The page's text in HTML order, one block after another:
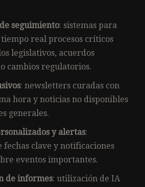
seguimiento: sistemas para
real procesos críticos
legislativos, acuerdos
cambios regulatorios.
: newsletters curadas con
hora y noticias no disponibles
generales.
y alertas:
fechas clave y notificaciones
eventos importantes.
de informes: utilización de IA